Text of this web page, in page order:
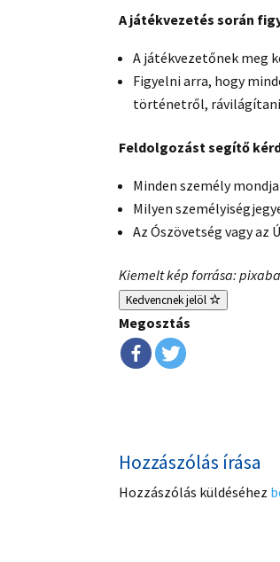
A játékvezetés során
A játékvezetőnek meg
Figyelni arra, hogy
történetről,
Feldolgozást segítő
Minden személy
Milyen
Az Ószövetség vagy az
Kiemelt kép forrása:
Kedvencnek jelöl
Megosztás
Hozzászólás írása
Hozzászólás küldéséhez